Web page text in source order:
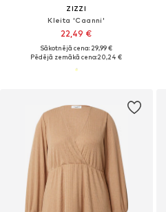
ZIZZI
Kleita 'Caanni'
22,49 €
Sākotnējā cena: 29,99 €
Pēdējā zemākā cena:20,24 €